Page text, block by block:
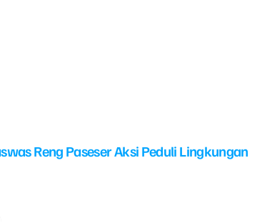
Reng Paseser Aksi Peduli Lingkungan